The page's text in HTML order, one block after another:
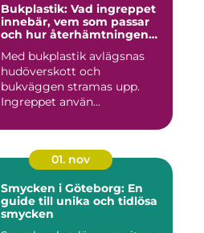
Bukplastik: Vad ingreppet
innebär, vem som passar
och hur återhämtningen
Med bukplastik avlägsnas
hudöverskott och
bukväggen stramas upp.
Ingreppet använ...
01. nov
Smycken i Göteborg: En
guide till unika och tidlösa
smycken